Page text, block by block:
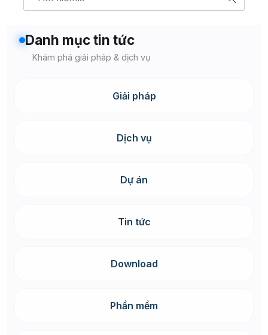
Danh mục tin tức
Khám phá giải pháp & dịch vụ
Giải pháp
Dịch vụ
Dự án
Tin tức
Download
Phần mềm